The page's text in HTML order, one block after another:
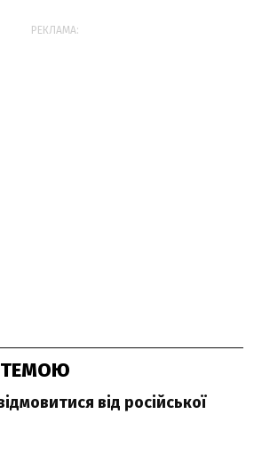
РЕКЛАМА:
ТЕМОЮ
від російської